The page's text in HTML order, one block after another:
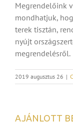
Megrendelőink
mondhatjuk,
terek tisztán,
nyújt
megrendelésről.
2019 augusztus 26 |
AJÁNLOTT